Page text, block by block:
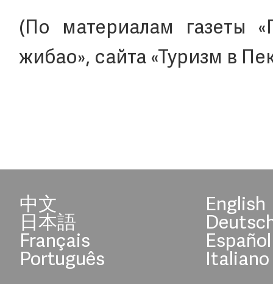
(По материалам газеты
жибао», сайта «Туризм в
中文 English
日本語
Français Español
Português Italiano